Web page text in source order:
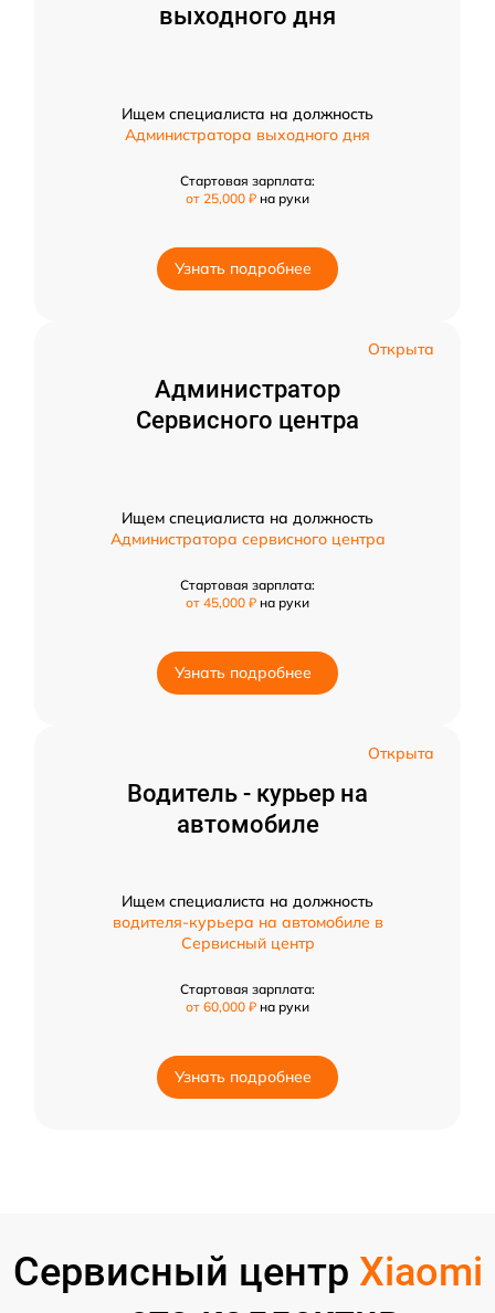
выходного дня
Ищем специалиста на должность
Администратора выходного дня
Стартовая зарплата:
от 25,000 ₽ на руки
Узнать подробнее
Открыта
Администратор
Сервисного центра
Ищем специалиста на должность
Администратора сервисного центра
Стартовая зарплата:
от 45,000 ₽ на руки
Узнать подробнее
Открыта
Водитель - курьер на
автомобиле
Ищем специалиста на должность
водителя-курьера на автомобиле в
Сервисный центр
Стартовая зарплата:
от 60,000 ₽ на руки
Узнать подробнее
Сервисный центр Xiaomi